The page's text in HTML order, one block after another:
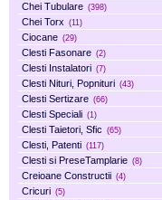
Chei Tubulare (398)
Chei Torx (11)
Ciocane (29)
Clesti Fasonare (2)
Clesti Instalatori (7)
Clesti Nituri, Popnituri (43)
Clesti Sertizare (66)
Clesti Speciali (1)
Clesti Taietori, Sfic (65)
Clesti, Patenti (117)
Clesti si PreseTamplarie (8)
Creioane Constructii (4)
Cricuri (5)